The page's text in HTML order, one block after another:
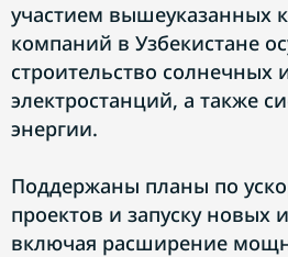
участием вышеуказанных
компаний в Узбекистане
строительство солнечных
электростанций, а также
энергии.
Поддержаны планы по
проектов и запуску новых
включая расширение